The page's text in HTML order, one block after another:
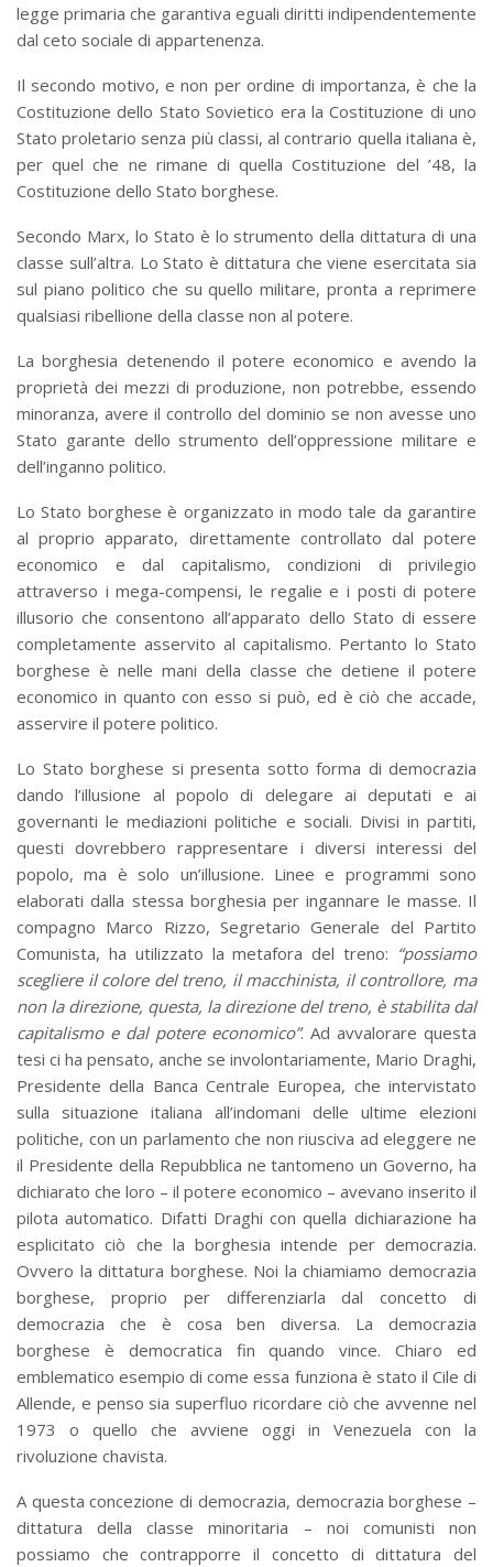
legge primaria che garantiva eguali diritti indipendentemente
dal ceto sociale di appartenenza.
Il secondo motivo, e non per ordine di importanza, è che la
Costituzione dello Stato Sovietico era la Costituzione di uno
Stato proletario senza più classi, al contrario quella italiana è,
per quel che ne rimane di quella Costituzione del ’48, la
Costituzione dello Stato borghese.
Secondo Marx, lo Stato è lo strumento della dittatura di una
classe sull’altra. Lo Stato è dittatura che viene esercitata sia
sul piano politico che su quello militare, pronta a reprimere
qualsiasi ribellione della classe non al potere.
La borghesia detenendo il potere economico e avendo la
proprietà dei mezzi di produzione, non potrebbe, essendo
minoranza, avere il controllo del dominio se non avesse uno
Stato garante dello strumento dell’oppressione militare e
dell’inganno politico.
Lo Stato borghese è organizzato in modo tale da garantire
al proprio apparato, direttamente controllato dal potere
economico e dal capitalismo, condizioni di privilegio
attraverso i mega-compensi, le regalie e i posti di potere
illusorio che consentono all’apparato dello Stato di essere
completamente asservito al capitalismo. Pertanto lo Stato
borghese è nelle mani della classe che detiene il potere
economico in quanto con esso si può, ed è ciò che accade,
asservire il potere politico.
Lo Stato borghese si presenta sotto forma di democrazia
dando l’illusione al popolo di delegare ai deputati e ai
governanti le mediazioni politiche e sociali. Divisi in partiti,
questi dovrebbero rappresentare i diversi interessi del
popolo, ma è solo un’illusione. Linee e programmi sono
elaborati dalla stessa borghesia per ingannare le masse. Il
compagno Marco Rizzo, Segretario Generale del Partito
Comunista, ha utilizzato la metafora del treno: “possiamo
scegliere il colore del treno, il macchinista, il controllore, ma
non la direzione, questa, la direzione del treno, è stabilita dal
capitalismo e dal potere economico”. Ad avvalorare questa
tesi ci ha pensato, anche se involontariamente, Mario Draghi,
Presidente della Banca Centrale Europea, che intervistato
sulla situazione italiana all’indomani delle ultime elezioni
politiche, con un parlamento che non riusciva ad eleggere ne
il Presidente della Repubblica ne tantomeno un Governo, ha
dichiarato che loro – il potere economico – avevano inserito il
pilota automatico. Difatti Draghi con quella dichiarazione ha
esplicitato ciò che la borghesia intende per democrazia.
Ovvero la dittatura borghese. Noi la chiamiamo democrazia
borghese, proprio per differenziarla dal concetto di
democrazia che è cosa ben diversa. La democrazia
borghese è democratica fin quando vince. Chiaro ed
emblematico esempio di come essa funziona è stato il Cile di
Allende, e penso sia superfluo ricordare ciò che avvenne nel
1973 o quello che avviene oggi in Venezuela con la
rivoluzione chavista.
A questa concezione di democrazia, democrazia borghese –
dittatura della classe minoritaria – noi comunisti non
possiamo che contrapporre il concetto di dittatura del